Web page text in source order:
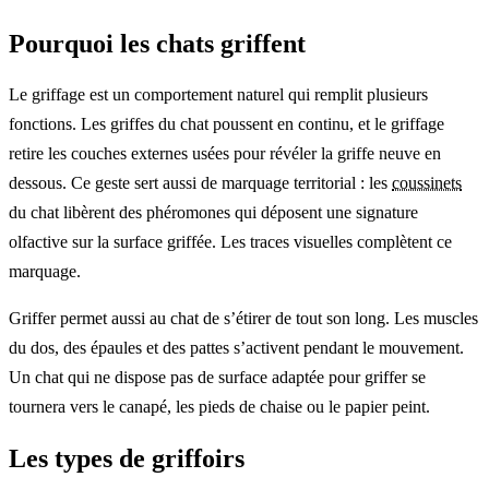
Pourquoi les chats griffent
Le griffage est un comportement naturel qui remplit plusieurs
fonctions. Les griffes du chat poussent en continu, et le griffage
retire les couches externes usées pour révéler la griffe neuve en
dessous. Ce geste sert aussi de marquage territorial : les coussinets
du chat libèrent des phéromones qui déposent une signature
olfactive sur la surface griffée. Les traces visuelles complètent ce
marquage.
Griffer permet aussi au chat de s’étirer de tout son long. Les muscles
du dos, des épaules et des pattes s’activent pendant le mouvement.
Un chat qui ne dispose pas de surface adaptée pour griffer se
tournera vers le canapé, les pieds de chaise ou le papier peint.
Les types de griffoirs